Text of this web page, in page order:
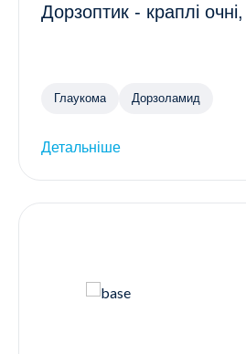
Дорзоптик - краплі
Глаукома Дорзоламид
Детальніше